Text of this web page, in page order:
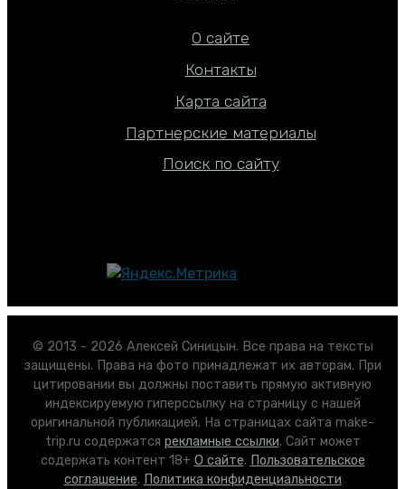
О сайте
Контакты
Карта сайта
Партнерские материалы
Поиск по сайту
© 2013 - 2026 Алексей Синицын. Все права на тексты
защищены. Права на фото принадлежат их авторам. При
цитировании вы должны поставить прямую активную
индексируемую гиперссылку на страницу с нашей
оригинальной публикацией. На страницах сайта make-
trip.ru содержатся рекламные ссылки. Сайт может
содержать контент 18+ О сайте. Пользовательское
соглашение. Политика конфиденциальности